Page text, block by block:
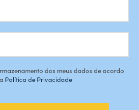
dos meus dados de acordo
Política de Privacidade